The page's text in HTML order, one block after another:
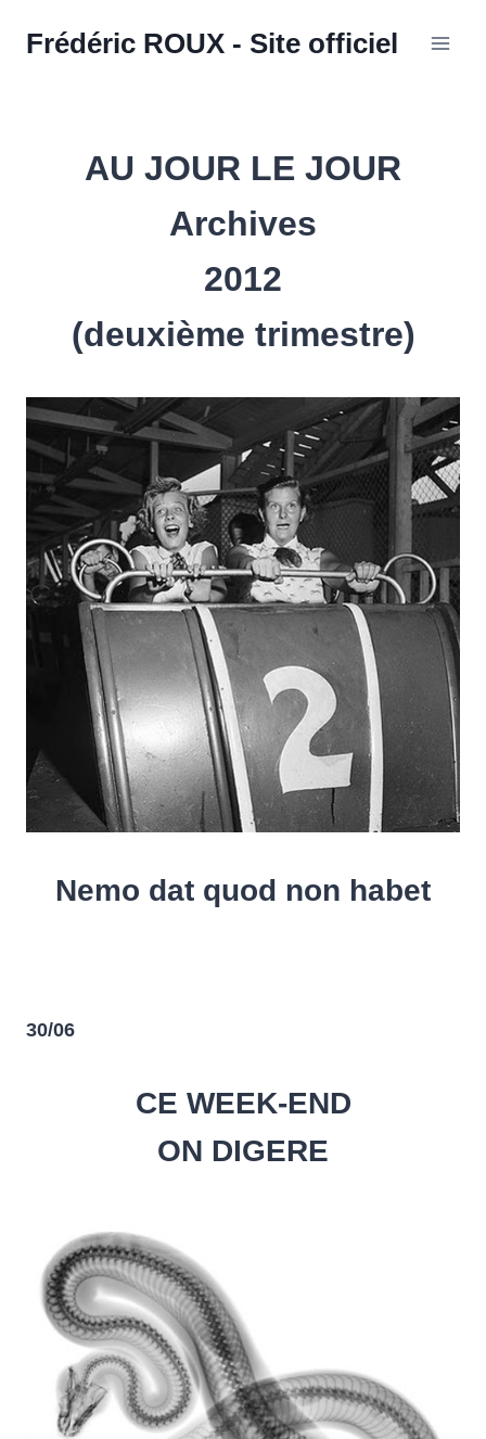
Frédéric ROUX - Site officiel
AU JOUR LE JOUR
Archives
2012
(deuxième trimestre)
Nemo dat quod non habet
30/06
CE WEEK-END
ON DIGERE